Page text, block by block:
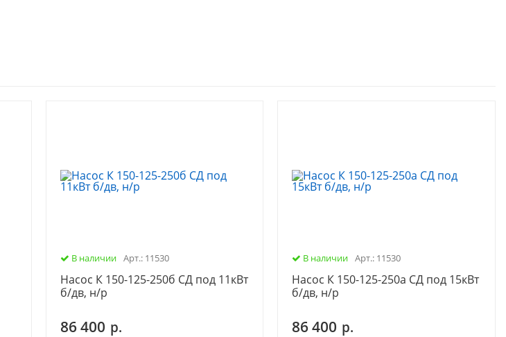
В наличии Арт.: 11530
Насос К 150-125-250б СД под 11кВт
б/дв, н/р
86 400 р.
В наличии Арт.: 11530
Насос К 150-125-250а СД под 15кВт
б/дв, н/р
86 400 р.